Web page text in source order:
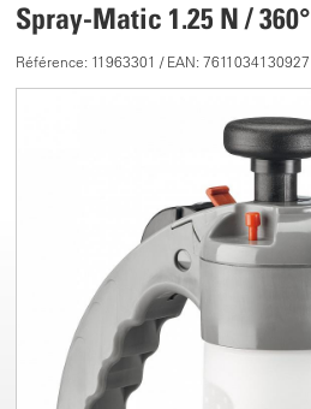
Spray-Matic 1.25 N / 360°
Référence: 11963301 / EAN: 7611034130927